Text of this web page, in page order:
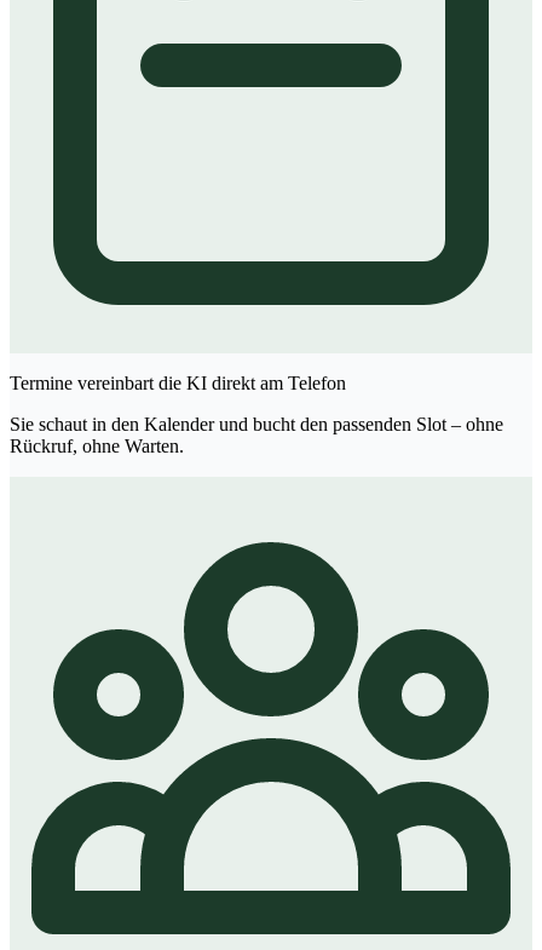
Termine vereinbart die KI direkt am Telefon
Sie schaut in den Kalender und bucht den passenden Slot – ohne
Rückruf, ohne Warten.